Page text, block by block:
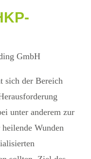
GmbH
sich der Bereich
unter anderem zur
Wunden